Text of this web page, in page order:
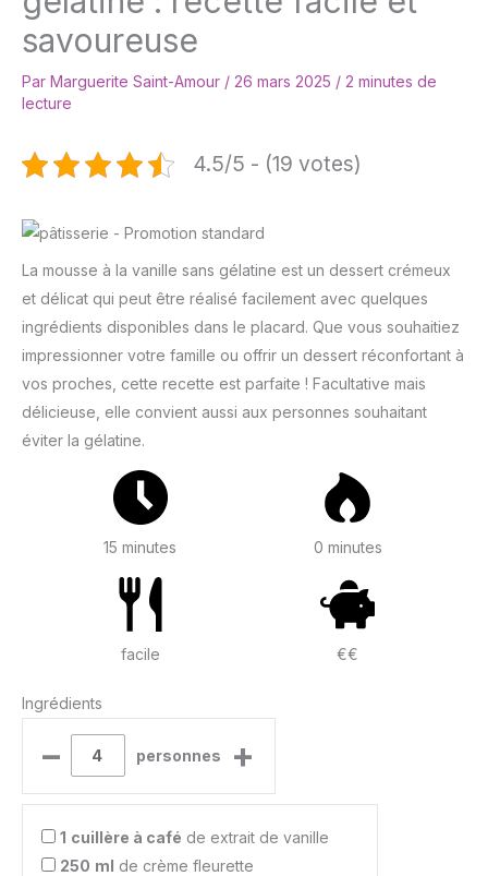
savoureuse
Par Marguerite Saint-Amour / 26 mars 2025 / 2 minutes de
lecture
4.5/5 - (19 votes)
La mousse à la vanille sans gélatine est un dessert crémeux
et délicat qui peut être réalisé facilement avec quelques
ingrédients disponibles dans le placard. Que vous souhaitiez
impressionner votre famille ou offrir un dessert réconfortant à
vos proches, cette recette est parfaite ! Facultative mais
délicieuse, elle convient aussi aux personnes souhaitant
éviter la gélatine.
15 minutes 0 minutes
facile €€
Ingrédients
– personnes +
1 cuillère à café de extrait de vanille
250 ml de crème fleurette